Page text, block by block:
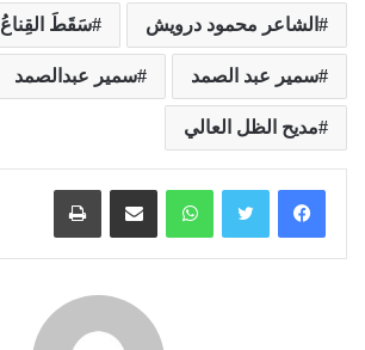
الشاعر محمود درويش سَقَطَ القِناعُ
سمير عبد الصمد سمير عبدالصمد
مديح الظل العالي
واتساب مشاركة عبر البريد طباعة